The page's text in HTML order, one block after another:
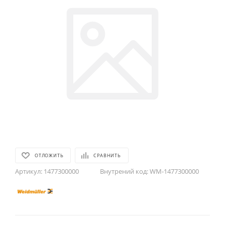
ОТЛОЖИТЬ СРАВНИТЬ
Артикул: 1477300000 Внутрений код:WM-1477300000